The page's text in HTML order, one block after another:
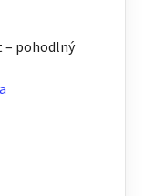
– pohodlný